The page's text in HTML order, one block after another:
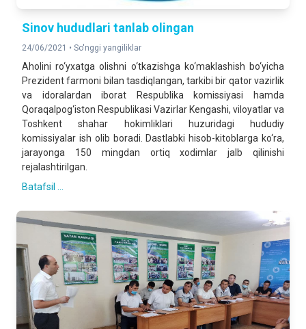
Sinov hududlari tanlab olingan
24/06/2021 • So'nggi yangiliklar
Aholini ro‘yxatga olishni o‘tkazishga ko‘maklashish bo‘yicha
Prezident farmoni bilan tasdiqlangan, tarkibi bir qator vazirlik
va idoralardan iborat Respublika komissiyasi hamda
Qoraqalpog‘iston Respublikasi Vazirlar Kengashi, viloyatlar va
Toshkent shahar hokimliklari huzuridagi hududiy
komissiyalar ish olib boradi. Dastlabki hisob-kitoblarga ko‘ra,
jarayonga 150 mingdan ortiq xodimlar jalb qilinishi
rejalashtirilgan.
Batafsil ...